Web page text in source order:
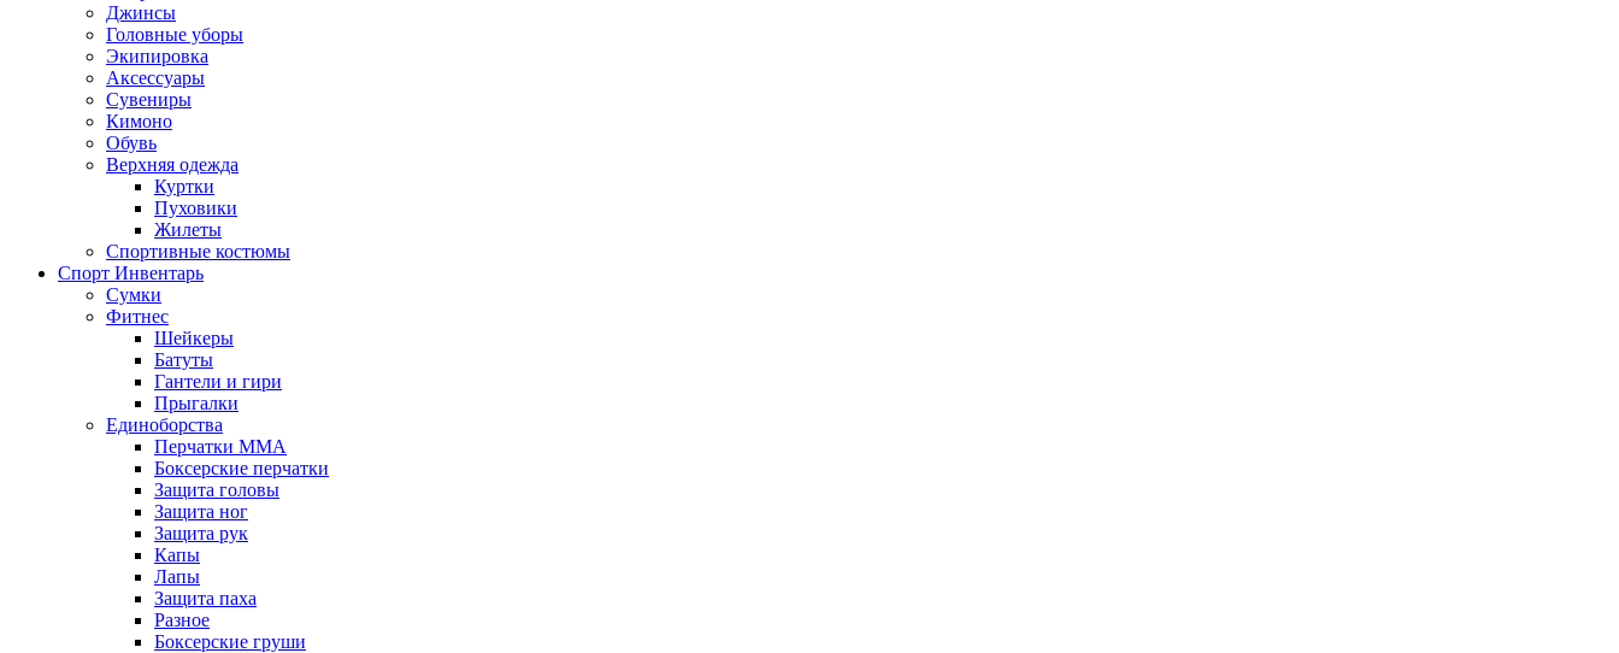
Джинсы
Головные уборы
Экипировка
Аксессуары
Сувениры
Кимоно
Обувь
Верхняя одежда
Куртки
Пуховики
Жилеты
Спортивные костюмы
Спорт Инвентарь
Сумки
Фитнес
Шейкеры
Батуты
Гантели и гири
Прыгалки
Единоборства
Перчатки MMA
Боксерские перчатки
Защита головы
Защита ног
Защита рук
Капы
Лапы
Защита паха
Разное
Боксерские груши